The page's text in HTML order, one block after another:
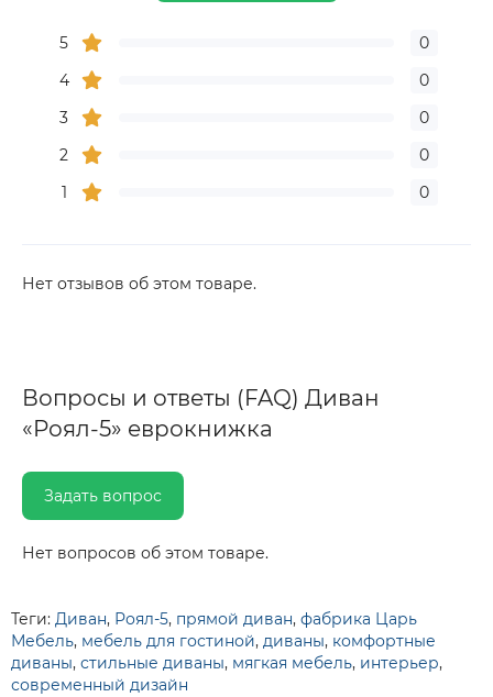
5
0
4
0
3
0
2
0
1
0
Нет отзывов об этом товаре.
Вопросы и ответы (FAQ) Диван
«Роял-5» еврокнижка
Задать вопрос
Нет вопросов об этом товаре.
Теги: Диван, Роял-5, прямой диван, фабрика Царь
Мебель, мебель для гостиной, диваны, комфортные
диваны, стильные диваны, мягкая мебель, интерьер,
современный дизайн